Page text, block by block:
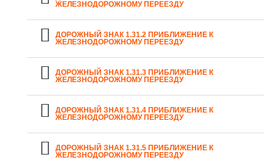
ЖЕЛЕЗНОДОРОЖНОМУ ПЕРЕЕЗДУ
ДОРОЖНЫЙ ЗНАК 1.31.2 ПРИБЛИЖЕНИЕ К
ЖЕЛЕЗНОДОРОЖНОМУ ПЕРЕЕЗДУ
ДОРОЖНЫЙ ЗНАК 1.31.3 ПРИБЛИЖЕНИЕ К
ЖЕЛЕЗНОДОРОЖНОМУ ПЕРЕЕЗДУ
ДОРОЖНЫЙ ЗНАК 1.31.4 ПРИБЛИЖЕНИЕ К
ЖЕЛЕЗНОДОРОЖНОМУ ПЕРЕЕЗДУ
ДОРОЖНЫЙ ЗНАК 1.31.5 ПРИБЛИЖЕНИЕ К
ЖЕЛЕЗНОДОРОЖНОМУ ПЕРЕЕЗДУ